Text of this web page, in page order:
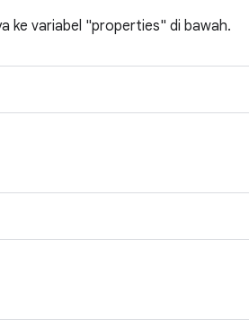
ke variabel "properties" di bawah.